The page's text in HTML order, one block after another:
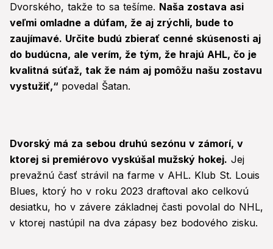
Dvorského, takže to sa tešíme. Naša zostava asi
veľmi omladne a dúfam, že aj zrýchli, bude to
zaujímavé. Určite budú zbierať cenné skúsenosti aj
do budúcna, ale verím, že tým, že hrajú AHL, čo je
kvalitná súťaž, tak že nám aj pomôžu našu zostavu
vystužiť,“ povedal Šatan.
Dvorský má za sebou druhú sezónu v zámorí, v
ktorej si premiérovo vyskúšal mužský hokej. Jej
prevažnú časť strávil na farme v AHL. Klub St. Louis
Blues, ktorý ho v roku 2023 draftoval ako celkovú
desiatku, ho v závere základnej časti povolal do NHL,
v ktorej nastúpil na dva zápasy bez bodového zisku.